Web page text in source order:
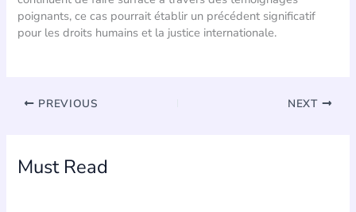
poignants, ce cas pourrait établir un précédent significatif
pour les droits humains et la justice internationale.
PREVIOUS NEXT
Must Read